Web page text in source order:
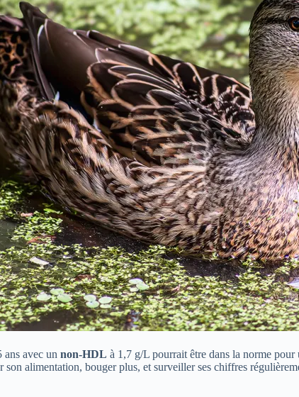
ans avec un non-HDL à 1,7 g/L pourrait être dans la norme
son alimentation, bouger plus, et surveiller ses chiffres